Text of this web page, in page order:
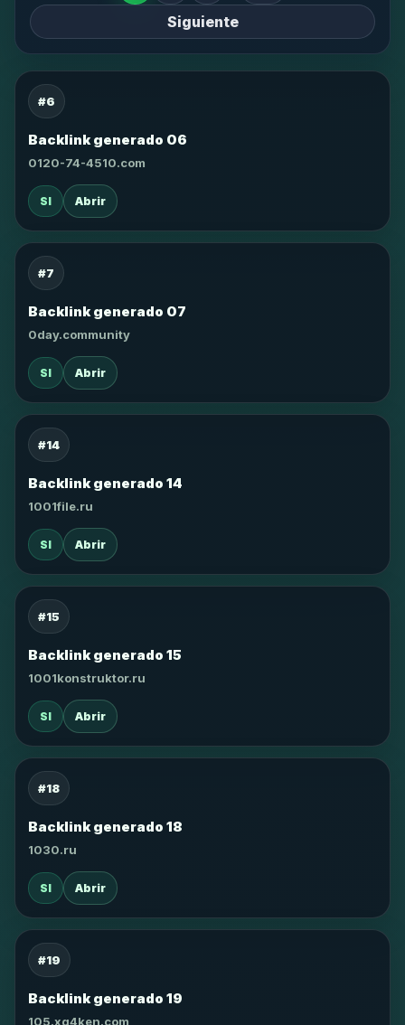
Siguiente
#6
Backlink generado 06
0120-74-4510.com
SI Abrir
#7
Backlink generado 07
0day.community
SI Abrir
#14
Backlink generado 14
1001file.ru
SI Abrir
#15
Backlink generado 15
1001konstruktor.ru
SI Abrir
#18
Backlink generado 18
1030.ru
SI Abrir
#19
Backlink generado 19
105.xg4ken.com